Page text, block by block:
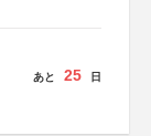
あと 25 日